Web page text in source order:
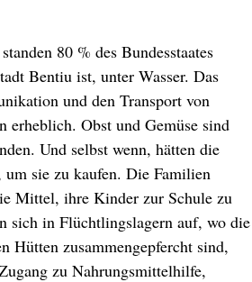
80 % des Bundesstaates
Bentiu ist, unter Wasser. Das
und den Transport von
erheblich. Obst und Gemüse sind
Und selbst wenn, hätten die
sie zu kaufen. Die Familien
Mittel, ihre Kinder zur Schule zu
sich in Flüchtlingslagern auf, wo die
Hütten zusammengepfercht sind,
zu Nahrungsmittelhilfe,